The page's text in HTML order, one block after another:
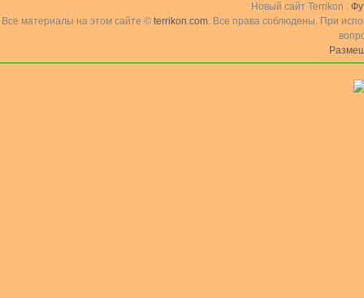
Новый сайт Terrikon :
Все материалы на этом сайте © terrikon.com. Все права соблюдены. При